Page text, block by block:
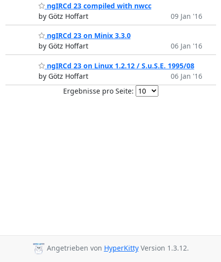
ngIRCd 23 compiled with nwcc
by Götz Hoffart
09 Jan '16
ngIRCd 23 on Minix 3.3.0
by Götz Hoffart
06 Jan '16
ngIRCd 23 on Linux 1.2.12 / S.u.S.E. 1995/08
by Götz Hoffart
06 Jan '16
Ergebnisse pro Seite:
Angetrieben von HyperKittyVersion 1.3.12.